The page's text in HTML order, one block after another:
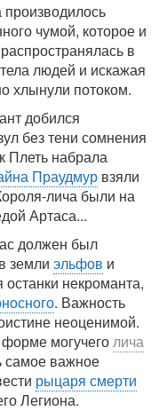
чумой, которое и
в
людей и искажая
хлынули потоком.
добился
без тени сомнения
Плеть набрала
Праудмур взяли
лича были на
Артаса...
должен был
земли эльфов и
некроманта,
. Важность
неоценимой.
могучеголича
самое важное
рыцаря смерти
Легиона.